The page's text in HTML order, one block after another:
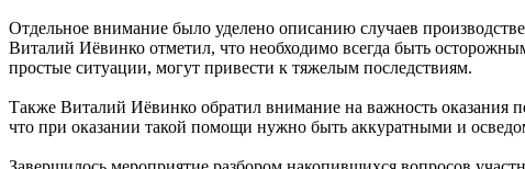
Отдельное внимание было уделено описанию случаев
Виталий Иёвинко отметил, что необходимо всегда быть
простые ситуации, могут привести к тяжелым последствиям.
Также Виталий Иёвинко обратил внимание на важность оказания
что при оказании такой помощи нужно быть аккуратными и